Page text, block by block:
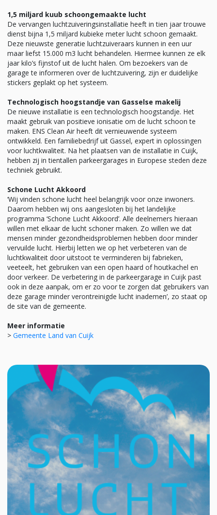
1,5 miljard kuub schoongemaakte lucht
De vervangen luchtzuiveringsinstallatie heeft in tien jaar trouwe
dienst bijna 1,5 miljard kubieke meter lucht schoon gemaakt.
Deze nieuwste generatie luchtzuiveraars kunnen in een uur
maar liefst 15.000 m3 lucht behandelen. Hiermee kunnen ze elk
jaar kilo’s fijnstof uit de lucht halen. Om bezoekers van de
garage te informeren over de luchtzuivering, zijn er duidelijke
stickers geplakt op het systeem.
Technologisch hoogstandje van Gasselse makelij
De nieuwe installatie is een technologisch hoogstandje. Het
maakt gebruik van positieve ionisatie om de lucht schoon te
maken. ENS Clean Air heeft dit vernieuwende systeem
ontwikkeld. Een familiebedrijf uit Gassel, expert in oplossingen
voor luchtkwaliteit. Na het plaatsen van de installatie in Cuijk,
hebben zij in tientallen parkeergarages in Europese steden deze
techniek gebruikt.
Schone Lucht Akkoord
‘Wij vinden schone lucht heel belangrijk voor onze inwoners.
Daarom hebben wij ons aangesloten bij het landelijke
programma ‘Schone Lucht Akkoord’. Alle deelnemers hieraan
willen met elkaar de lucht schoner maken. Zo willen we dat
mensen minder gezondheidsproblemen hebben door minder
vervuilde lucht. Hierbij letten we op het verbeteren van de
luchtkwaliteit door uitstoot te verminderen bij fabrieken,
veeteelt, het gebruiken van een open haard of houtkachel en
door verkeer. De verbetering in de parkeergarage in Cuijk past
ook in deze aanpak, om er zo voor te zorgen dat gebruikers van
deze garage minder verontreinigde lucht inademen’, zo staat op
de site van de gemeente.
Meer informatie
> Gemeente Land van Cuijk